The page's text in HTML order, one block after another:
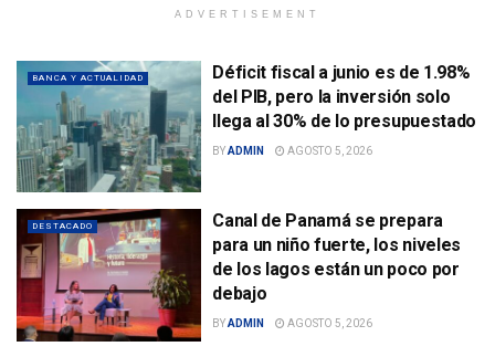
ADVERTISEMENT
BANCA Y ACTUALIDAD
Déficit fiscal a junio es de 1.98%
del PIB, pero la inversión solo
llega al 30% de lo presupuestado
BYADMIN AGOSTO 5, 2026
DESTACADO
Canal de Panamá se prepara
para un niño fuerte, los niveles
de los lagos están un poco por
debajo
BYADMIN AGOSTO 5, 2026